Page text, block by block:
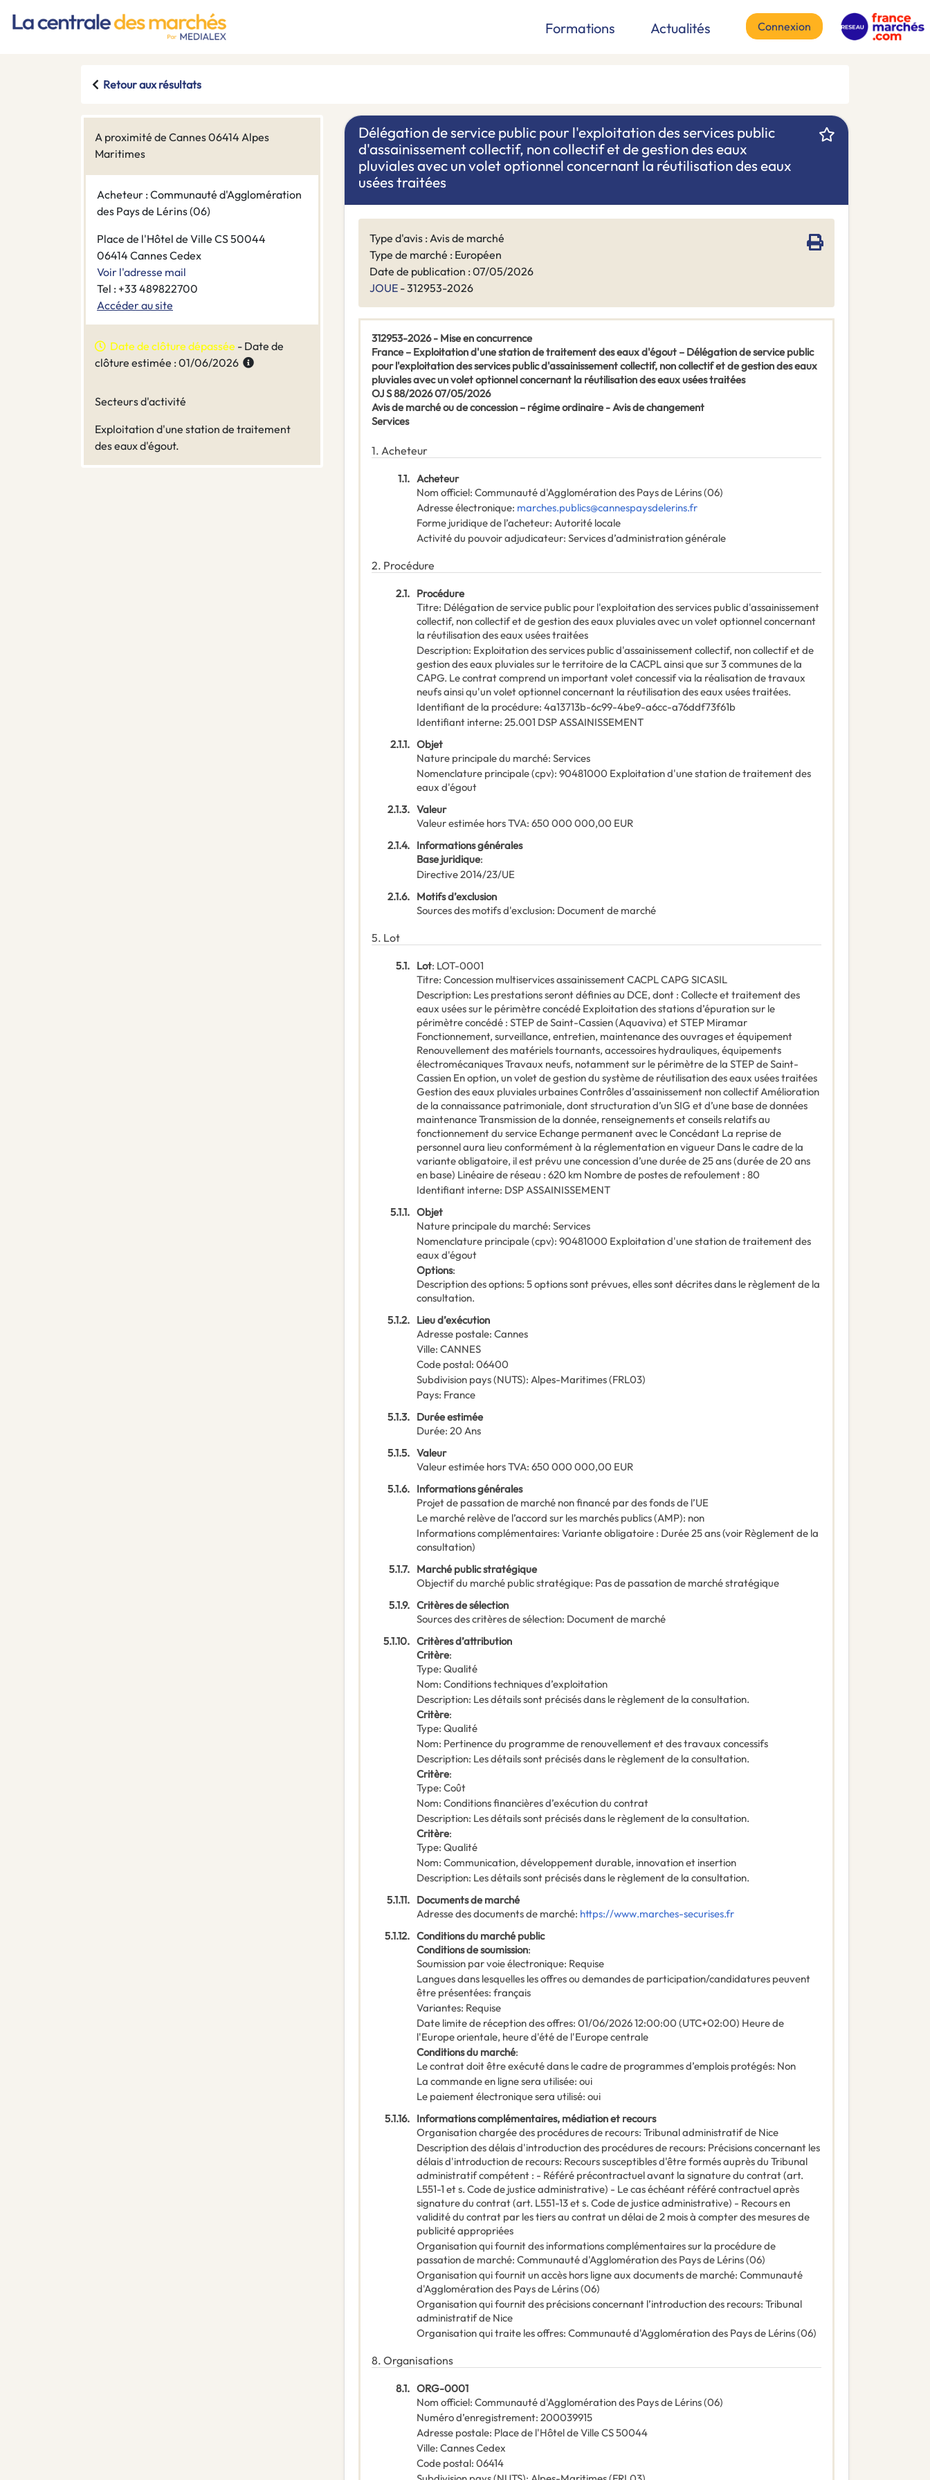
Formations Actualités Connexion
Retour aux résultats
A proximité de Cannes 06414 Alpes
Maritimes
Acheteur : Communauté d'Agglomération
des Pays de Lérins (06)
Place de l'Hôtel de Ville CS 50044
06414 Cannes Cedex
Voir l'adresse mail
Tel : +33 489822700
Accéder au site
Date de clôture dépassée - Date de
clôture estimée : 01/06/2026
Secteurs d'activité
Exploitation d'une station de traitement
des eaux d'égout.
Délégation de service public pour l'exploitation des services public
d'assainissement collectif, non collectif et de gestion des eaux
pluviales avec un volet optionnel concernant la réutilisation des eaux
usées traitées
Type d'avis : Avis de marché
Type de marché : Européen
Date de publication : 07/05/2026
JOUE - 312953-2026
312953-2026 - Mise en concurrence
France – Exploitation d'une station de traitement des eaux d'égout – Délégation de service public
pour l'exploitation des services public d'assainissement collectif, non collectif et de gestion des eaux
pluviales avec un volet optionnel concernant la réutilisation des eaux usées traitées
OJ S 88/2026 07/05/2026
Avis de marché ou de concession – régime ordinaire - Avis de changement
Services
1. Acheteur
1.1. Acheteur
Nom officiel: Communauté d'Agglomération des Pays de Lérins (06)
Adresse électronique: marches.publics@cannespaysdelerins.fr
Forme juridique de l’acheteur: Autorité locale
Activité du pouvoir adjudicateur: Services d’administration générale
2. Procédure
2.1. Procédure
Titre: Délégation de service public pour l'exploitation des services public d'assainissement
collectif, non collectif et de gestion des eaux pluviales avec un volet optionnel concernant
la réutilisation des eaux usées traitées
Description: Exploitation des services public d'assainissement collectif, non collectif et de
gestion des eaux pluviales sur le territoire de la CACPL ainsi que sur 3 communes de la
CAPG. Le contrat comprend un important volet concessif via la réalisation de travaux
neufs ainsi qu'un volet optionnel concernant la réutilisation des eaux usées traitées.
Identifiant de la procédure: 4a13713b-6c99-4be9-a6cc-a76ddf73f61b
Identifiant interne: 25.001 DSP ASSAINISSEMENT
2.1.1. Objet
Nature principale du marché: Services
Nomenclature principale(cpv): 90481000 Exploitation d'une station de traitement des
eaux d'égout
2.1.3. Valeur
Valeur estimée hors TVA: 650 000 000,00 EUR
2.1.4. Informations générales
Base juridique:
Directive 2014/23/UE
2.1.6. Motifs d’exclusion
Sources des motifs d'exclusion: Document de marché
5. Lot
5.1. Lot: LOT-0001
Titre: Concession multiservices assainissement CACPL CAPG SICASIL
Description: Les prestations seront définies au DCE, dont : Collecte et traitement des
eaux usées sur le périmètre concédé Exploitation des stations d’épuration sur le
périmètre concédé : STEP de Saint-Cassien (Aquaviva) et STEP Miramar
Fonctionnement, surveillance, entretien, maintenance des ouvrages et équipement
Renouvellement des matériels tournants, accessoires hydrauliques, équipements
électromécaniques Travaux neufs, notamment sur le périmètre de la STEP de Saint-
Cassien En option, un volet de gestion du système de réutilisation des eaux usées traitées
Gestion des eaux pluviales urbaines Contrôles d’assainissement non collectif Amélioration
de la connaissance patrimoniale, dont structuration d’un SIG et d’une base de données
maintenance Transmission de la donnée, renseignements et conseils relatifs au
fonctionnement du service Echange permanent avec le Concédant La reprise de
personnel aura lieu conformément à la réglementation en vigueur Dans le cadre de la
variante obligatoire, il est prévu une concession d’une durée de 25 ans (durée de 20 ans
en base) Linéaire de réseau : 620 km Nombre de postes de refoulement : 80
Identifiant interne: DSP ASSAINISSEMENT
5.1.1. Objet
Nature principale du marché: Services
Nomenclature principale(cpv): 90481000 Exploitation d'une station de traitement des
eaux d'égout
Options:
Description des options: 5 options sont prévues, elles sont décrites dans le règlement de la
consultation.
5.1.2. Lieu d’exécution
Adresse postale: Cannes
Ville: CANNES
Code postal: 06400
Subdivision pays (NUTS): Alpes-Maritimes(FRL03)
Pays: France
5.1.3. Durée estimée
Durée: 20 Ans
5.1.5. Valeur
Valeur estimée hors TVA: 650 000 000,00 EUR
5.1.6. Informations générales
Projet de passation de marché non financé par des fonds de l’UE
Le marché relève de l’accord sur les marchés publics (AMP): non
Informations complémentaires: Variante obligatoire : Durée 25 ans (voir Règlement de la
consultation)
5.1.7. Marché public stratégique
Objectif du marché public stratégique: Pas de passation de marché stratégique
5.1.9. Critères de sélection
Sources des critères de sélection: Document de marché
5.1.10. Critères d’attribution
Critère:
Type: Qualité
Nom: Conditions techniques d’exploitation
Description: Les détails sont précisés dans le règlement de la consultation.
Critère:
Type: Qualité
Nom: Pertinence du programme de renouvellement et des travaux concessifs
Description: Les détails sont précisés dans le règlement de la consultation.
Critère:
Type: Coût
Nom: Conditions financières d’exécution du contrat
Description: Les détails sont précisés dans le règlement de la consultation.
Critère:
Type: Qualité
Nom: Communication, développement durable, innovation et insertion
Description: Les détails sont précisés dans le règlement de la consultation.
5.1.11. Documents de marché
Adresse des documents de marché: https://www.marches-securises.fr
5.1.12. Conditions du marché public
Conditions de soumission:
Soumission par voie électronique: Requise
Langues dans lesquelles les offres ou demandes de participation/candidatures peuvent
être présentées: français
Variantes: Requise
Date limite de réception des offres: 01/06/202612:00:00 (UTC+02:00) Heure de
l'Europe orientale, heure d'été de l'Europe centrale
Conditions du marché:
Le contrat doit être exécuté dans le cadre de programmes d’emplois protégés: Non
La commande en ligne sera utilisée: oui
Le paiement électronique sera utilisé: oui
5.1.16. Informations complémentaires, médiation et recours
Organisation chargée des procédures de recours: Tribunal administratif de Nice
Description des délais d'introduction des procédures de recours: Précisions concernant les
délais d'introduction de recours: Recours susceptibles d'être formés auprès du Tribunal
administratif compétent : - Référé précontractuel avant la signature du contrat (art.
L551-1 et s. Code de justice administrative) - Le cas échéant référé contractuel après
signature du contrat (art. L551-13 et s. Code de justice administrative) - Recours en
validité du contrat par les tiers au contrat un délai de 2 mois à compter des mesures de
publicité appropriées
Organisation qui fournit des informations complémentaires sur la procédure de
passation de marché: Communauté d'Agglomération des Pays de Lérins (06)
Organisation qui fournit un accès hors ligne aux documents de marché: Communauté
d'Agglomération des Pays de Lérins (06)
Organisation qui fournit des précisions concernant l’introduction des recours: Tribunal
administratif de Nice
Organisation qui traite les offres: Communauté d'Agglomération des Pays de Lérins (06)
8. Organisations
8.1. ORG-0001
Nom officiel: Communauté d'Agglomération des Pays de Lérins (06)
Numéro d’enregistrement: 200039915
Adresse postale: Place de l'Hôtel de Ville CS 50044
Ville: Cannes Cedex
Code postal: 06414